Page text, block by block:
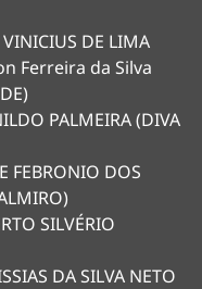
DE LIMA
Ferreira da Silva
PALMEIRA (DIVA
FEBRONIO DOS
SILVÉRIO
DA SILVA NETO